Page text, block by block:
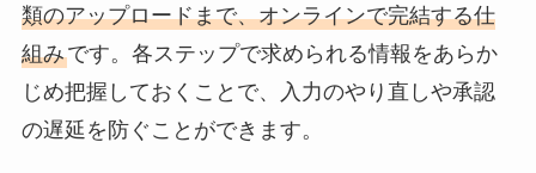
類のアップロードまで、オンラインで完結する仕
組みです。各ステップで求められる情報をあらか
じめ把握しておくことで、入力のやり直しや承認
の遅延を防ぐことができます。